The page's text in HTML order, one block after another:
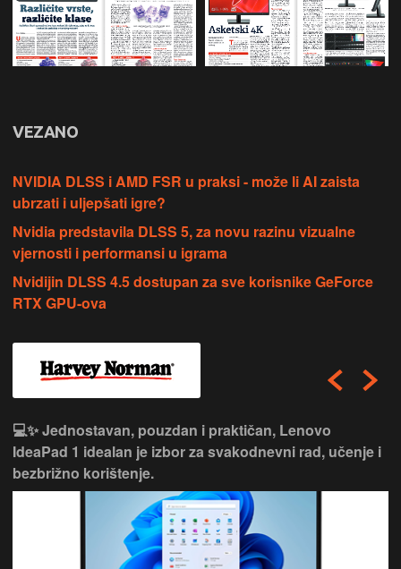
VEZANO
NVIDIA DLSS i AMD FSR u praksi - može li AI zaista
ubrzati i uljepšati igre?
Nvidia predstavila DLSS 5, za novu razinu vizualne
vjernosti i performansi u igrama
Nvidijin DLSS 4.5 dostupan za sve korisnike GeForce
RTX GPU-ova
💻✨ Jednostavan, pouzdan i praktičan, Lenovo
IdeaPad 1 idealan je izbor za svakodnevni rad, učenje i
bezbrižno korištenje.